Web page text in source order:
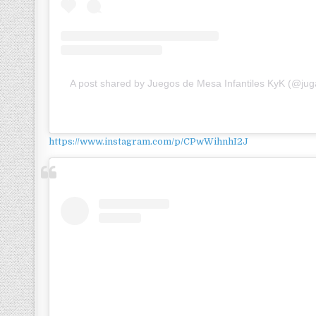
A post shared by Juegos de Mesa Infantiles KyK
https://www.instagram.com/p/CPwWihnhI2J